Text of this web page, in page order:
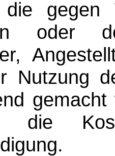
gegen
oder
Nutzung
die